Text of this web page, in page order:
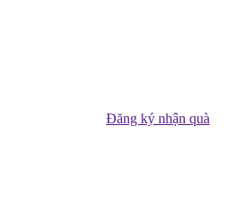
Đăng ký nhận quà